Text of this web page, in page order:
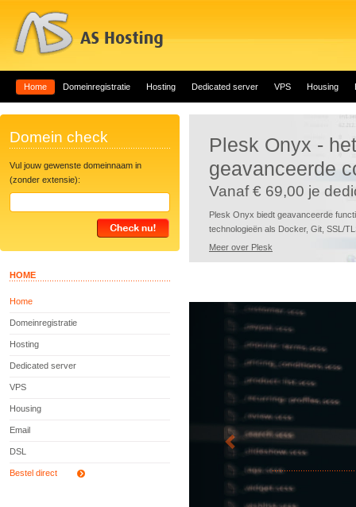
Home Domeinregistratie Hosting Dedicated server VPS Housing
Domein check
Vul jouw gewenste domeinnaam in
(zonder extensie):
HOME
Home
Domeinregistratie
Hosting
Dedicated server
VPS
Housing
Email
DSL
Bestel direct
Plesk Onyx -
geavanceerde
Vanaf € 69,00 je
Plesk Onyx biedt geavanceerde
technologieën als Docker, Git, SSL/
Meer over Plesk